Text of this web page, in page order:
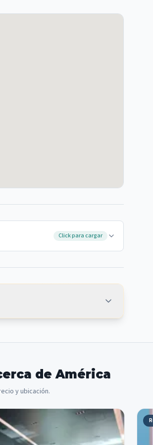
Click para cargar
de América
y ubicación.